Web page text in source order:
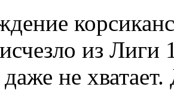
из Лиги
даже не